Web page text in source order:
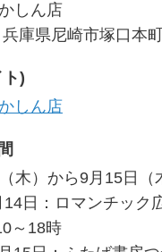
しん店
庫県尼崎市塚口本
)
しん店
木）から9月15日（
日：ロマンチック
～18時